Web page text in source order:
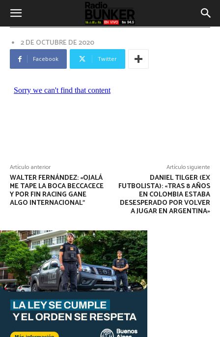
residente de Villa Lago Azul en
Carlos Paz: «Es un lugar hermoso
que quedó carbonizado. La pérdida
de flora y fauna es
inconmensurable».
2 DE OCTUBRE DE 2020
Facebook Twitter
Artículo anterior
WALTER FERNÁNDEZ: «OJALÁ
ME TAPE LA BOCA BECCACECE
Y POR FIN RACING GANE
ALGO INTERNACIONAL”
Artículo siguiente
DANIEL TILGER (EX
FUTBOLISTA): «TRAS 8 AÑOS
EN COLOMBIA ESTABA
DESESPERADO POR VOLVER
A JUGAR EN ARGENTINA»